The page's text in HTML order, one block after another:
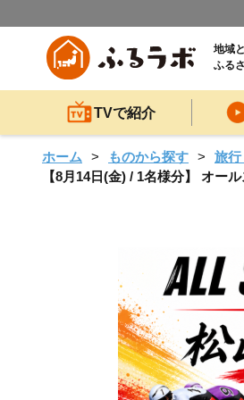
地域
ふる
TVで紹介
ホーム ものから探す 旅
【8月14日(金) / 1名様分】 オー